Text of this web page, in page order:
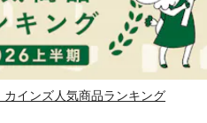
カインズ人気商品ランキング